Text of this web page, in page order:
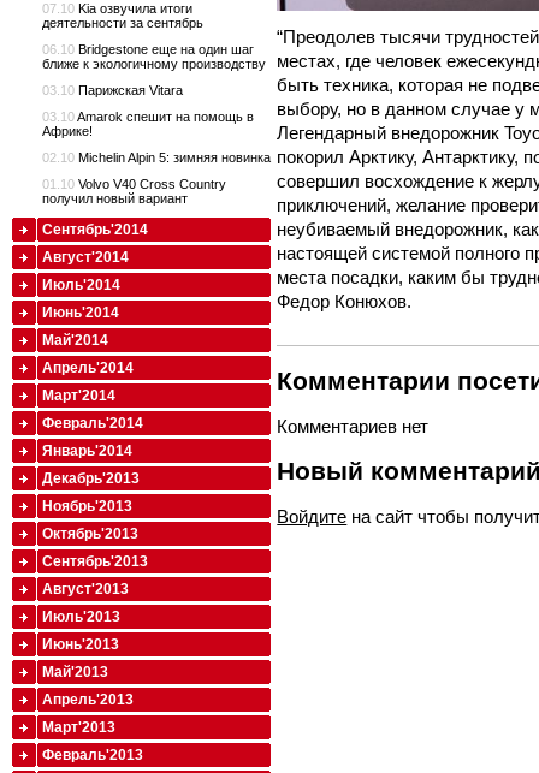
“Преодолев тысячи
местах, где человек
быть техника, которая не
выбору, но в данном случае у
Легендарный внедорожник
покорил Арктику,
совершил восхождение к
приключений, желание
неубиваемый внедорожник,
настоящей системой полного
места посадки, каким бы
Федор Конюхов.
Комментарии
Комментариев нет
Новый
Войдите на сайт чтобы
07.10 Kia озвучила итоги
деятельности за сентябрь
06.10 Bridgestone еще на один шаг
ближе к экологичному производству
03.10 Парижская Vitara
03.10Amarok спешит на помощь в
Африке!
02.10 Michelin Alpin 5: зимняя новинка
01.10 Volvo V40 Cross Country
получил новый вариант
Сентябрь'2014
Август'2014
Июль'2014
Июнь'2014
Май'2014
Апрель'2014
Март'2014
Февраль'2014
Январь'2014
Декабрь'2013
Ноябрь'2013
Октябрь'2013
Сентябрь'2013
Август'2013
Июль'2013
Июнь'2013
Май'2013
Апрель'2013
Март'2013
Февраль'2013